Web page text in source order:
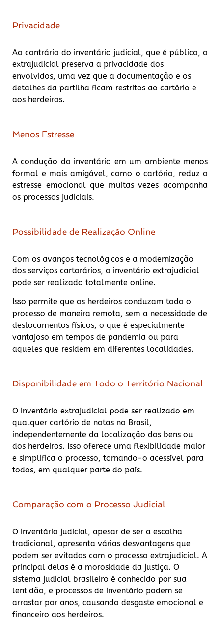
Privacidade
Ao contrário do inventário judicial, que é público, o
extrajudicial preserva a privacidade dos
envolvidos, uma vez que a documentação e os
detalhes da partilha ficam restritos ao cartório e
aos herdeiros.
Menos Estresse
A condução do inventário em um ambiente menos
formal e mais amigável, como o cartório, reduz o
estresse emocional que muitas vezes acompanha
os processos judiciais.
Possibilidade de Realização Online
Com os avanços tecnológicos e a modernização
dos serviços cartorários, o inventário extrajudicial
pode ser realizado totalmente online.
Isso permite que os herdeiros conduzam todo o
processo de maneira remota, sem a necessidade de
deslocamentos físicos, o que é especialmente
vantajoso em tempos de pandemia ou para
aqueles que residem em diferentes localidades.
Disponibilidade em Todo o Território Nacional
O inventário extrajudicial pode ser realizado em
qualquer cartório de notas no Brasil,
independentemente da localização dos bens ou
dos herdeiros. Isso oferece uma flexibilidade maior
e simplifica o processo, tornando-o acessível para
todos, em qualquer parte do país.
Comparação com o Processo Judicial
O inventário judicial, apesar de ser a escolha
tradicional, apresenta várias desvantagens que
podem ser evitadas com o processo extrajudicial. A
principal delas é a morosidade da justiça. O
sistema judicial brasileiro é conhecido por sua
lentidão, e processos de inventário podem se
arrastar por anos, causando desgaste emocional e
financeiro aos herdeiros.